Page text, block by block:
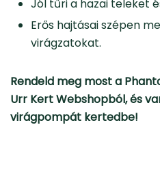
Jól tűri a hazai teleket
Erős hajtásai szépen
virágzatokat.
Rendeld meg most a
Urr Kert Webshopból, és
virágpompát kertedbe!